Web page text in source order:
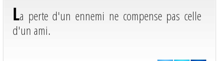
La perte d'un ennemi ne compense pas celle
d'un ami.